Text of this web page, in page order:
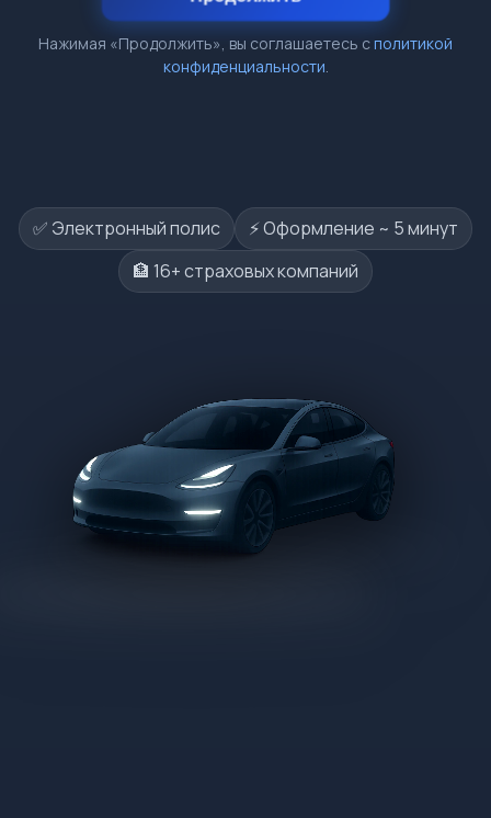
Нажимая «Продолжить», вы соглашаетесь сполитикой
конфиденциальности.
✅ Электронный полис
⚡️ Оформление ~ 5 минут
🏦 16+ страховых компаний